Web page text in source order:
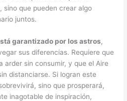
sino que pueden crear algo
juntos.
garantizado por los astros,
sus diferencias. Requiere que
arder sin consumir, y que el Aire
distanciarse. Si logran este
sino que prosperará,
inagotable de inspiración,